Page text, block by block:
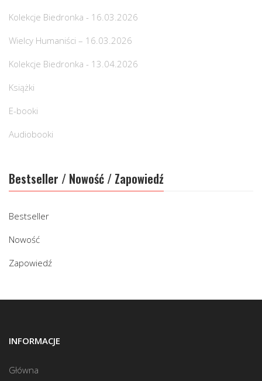
Kolekcje Biedronka - 16.03.2026
Wielcy Humaniści – 16.03.2026
Kolekcje Biedronka - 13.04.2026
Książki
E-booki
Audiobooki
Bestseller / Nowość / Zapowiedź
Bestseller
Nowość
Zapowiedź
INFORMACJE
Główna